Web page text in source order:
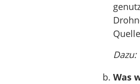
Dazu:
Was